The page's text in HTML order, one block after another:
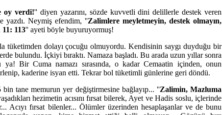
oy verdi!'' diyen yazarını, sözde kuvvetli dini delillerle destek veren
yazdı. Neymiş efendim, ''Zalimlere meyletmeyin, destek olmayın,
113'' ayeti böyle buyuruyormuş!
tüketimden dolayı çocuğu olmuyordu. Kendisinin saygı duyduğu bir
bulundu. İçkiyi bıraktı. Namaza başladı. Bu arada uzun yıllar sonra
Bir Cuma namazı sırasında, o kadar Cemaatin içinden, onun
kaderine isyan etti. Tekrar bol tüketimli günlerine geri döndü.
bin tane memurun yer değiştirmesine bağlayıp... ''Zalimin, Mazluma
hezimetin acısını fırsat bilerek, Ayet ve Hadis soslu, içlerinde
Acıyı fırsat bilenler... Ölümler üzerinden hesaplaşanlar ve de bunu